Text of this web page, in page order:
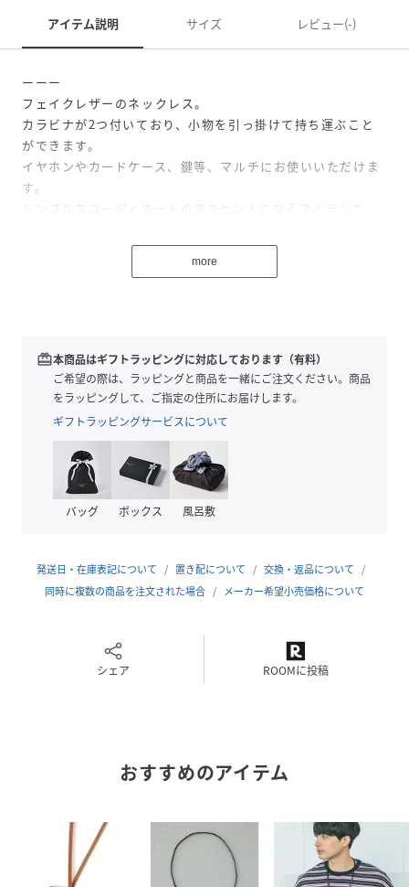
アイテム説明 サイズ レビュー(-)
ーーー
フェイクレザーのネックレス。
カラビナが2つ付いており、小物を引っ掛けて持ち運ぶこと
ができます。
イヤホンやカードケース、鍵等、マルチにお使いいただけま
す。
シンプルなコーディネートのアクセントになるアイテムで
サイズ F
品番
RP5073_654153
(654153-19-09 RP5073
more
redeem本商品はギフトラッピングに対応しております（有料）
ご希望の際は、ラッピングと商品を一緒にご注文ください。商品
をラッピングして、ご指定の住所にお届けします。
ギフトラッピングサービスについて
バッグ ボックス 風呂敷
発送日・在庫表記について 置き配について
交換・返品について
同時に複数の商品を注文された場合
メーカー希望小売価格について
シェア ROOMに投稿
おすすめのアイテム